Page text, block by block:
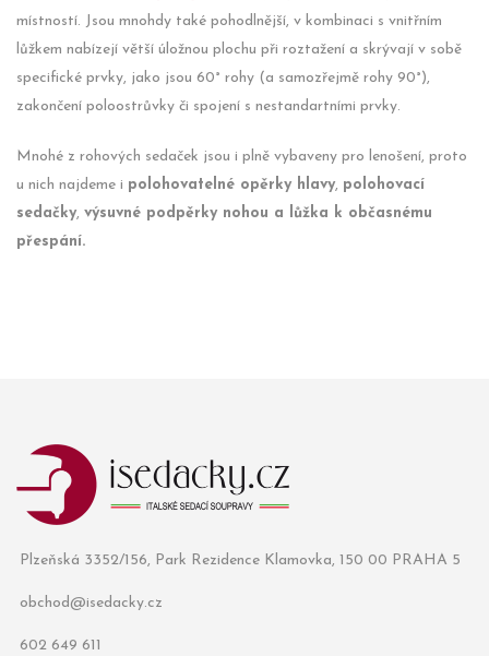
místností. Jsou mnohdy také pohodlnější, v kombinaci s vnitřním
lůžkem nabízejí větší úložnou plochu při roztažení a skrývají v sobě
specifické prvky, jako jsou 60° rohy (a samozřejmě rohy 90°),
zakončení poloostrůvky či spojení s nestandartními prvky.
Mnohé z rohových sedaček jsou i plně vybaveny pro lenošení, proto
u nich najdeme i polohovatelné opěrky hlavy, polohovací
sedačky, výsuvné podpěrky nohou a lůžka k občasnému
přespání.
Plzeňská 3352/156, Park Rezidence Klamovka, 150 00 PRAHA 5
obchod@isedacky.cz
602 649 611